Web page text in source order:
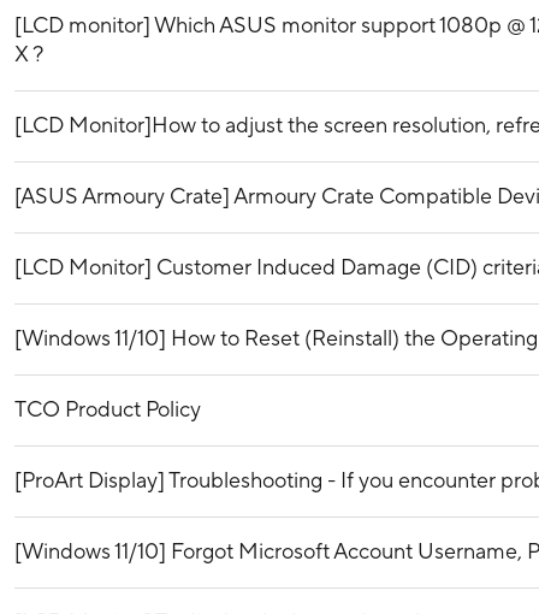
[LCD monitor] Which ASUS monitor support 1080p @
X ?
[LCD Monitor]How to adjust the screen resolution,
[ASUS Armoury Crate] Armoury Crate Compatible
[LCD Monitor] Customer Induced Damage (CID)
[Windows 11/10] How to Reset (Reinstall) the
TCO Product Policy
[ProArt Display] Troubleshooting - If you encounter
[Windows 11/10] Forgot Microsoft Account Username,